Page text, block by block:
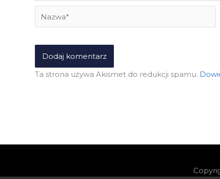
Nazwa*
Ta strona używa Akismet do redukcji spamu.